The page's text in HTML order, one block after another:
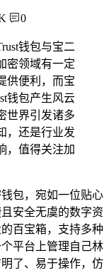
0
钱包与宝二
密领域有一定
供便利，而宝
钱包产生风云
世界引发诸多
，还是行业发
，值得关注加
包，宛如一位贴心
安全无虞的数字资
百宝箱，支持多种
平台上管理自己林
了、易于操作，仿